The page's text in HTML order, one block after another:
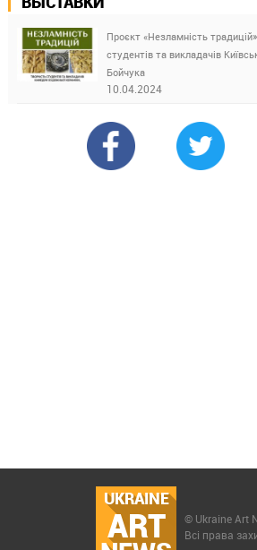
Проєкт «Незламність
студентів та викладачів
Бойчука
10.04.2024
UKRAINE
ART
© Ukraine Art
Всі права